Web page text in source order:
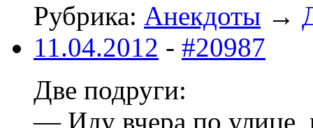
Рубрика: Анекдоты →
11.04.2012 - #20987
Две подруги:
— Иду вчера по улице,